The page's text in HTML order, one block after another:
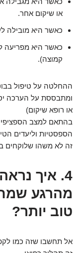
או שיקום אחר.
כאשר היא מובילה
כאשר היא מפריעה
קמוצה).
ההחלטה על טיפול
ומתבססת על הערכה
או רופא שיקום)
בהתאם למצב הספציפי
הספסטיות וליעדים
זה לא משהו שלוקחים
4. איך
מהרגע
טוב יותר?
אל תחשבו שזה כמו